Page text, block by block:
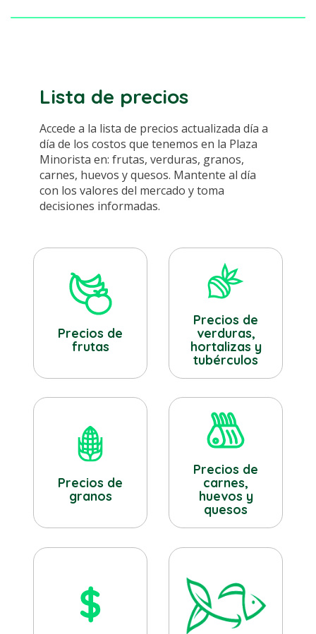
Lista de precios
Accede a la lista de precios actualizada día a
día de los costos que tenemos en la Plaza
Minorista en: frutas, verduras, granos,
carnes, huevos y quesos. Mantente al día
con los valores del mercado y toma
decisiones informadas.
Precios de
frutas
Precios de
verduras,
hortalizas y
tubérculos
Precios de
granos
Precios de
carnes,
huevos y
quesos